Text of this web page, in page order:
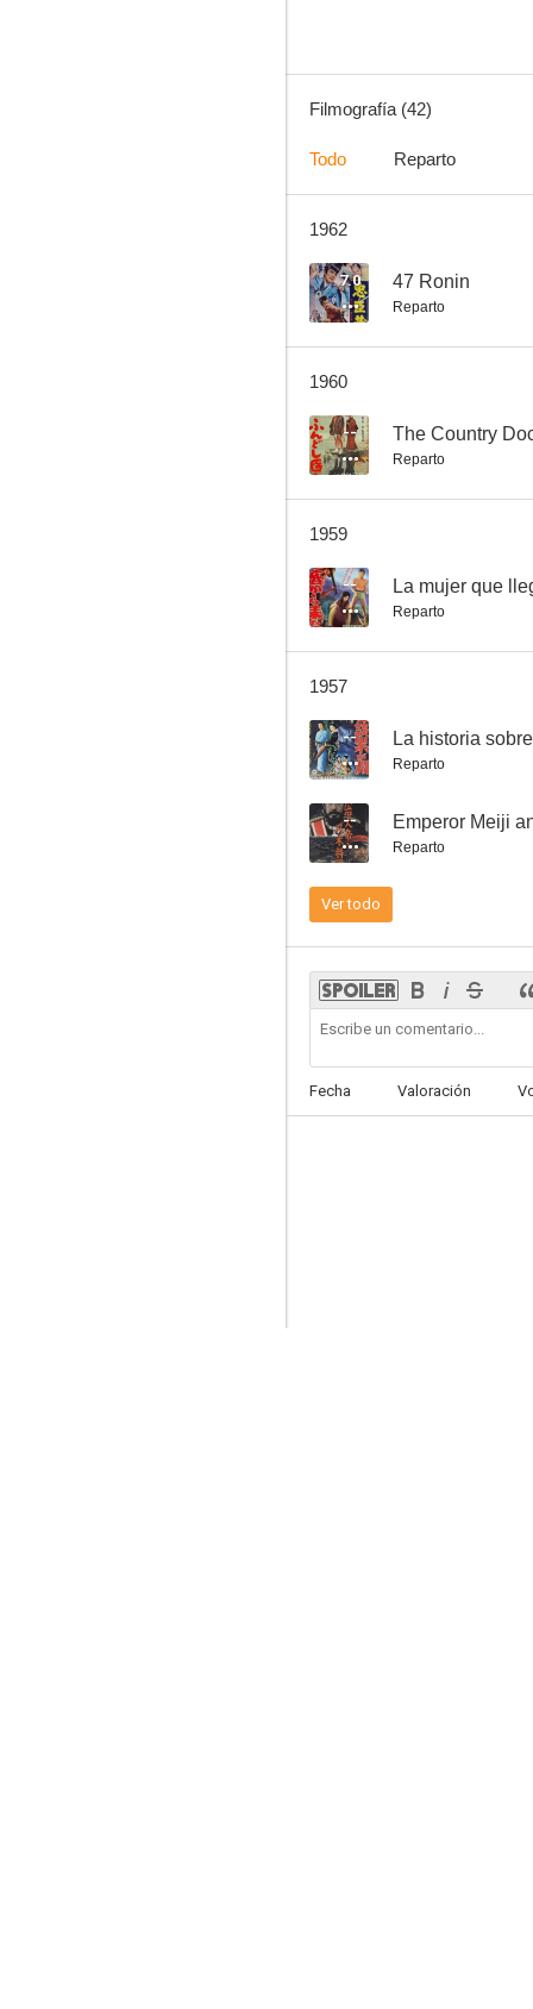
--
--
Filmografía (42)
Todo Reparto
1962
7.0 47 Ronin
Reparto
1960
-- The Country
Reparto
1959
-- La mujer que
Reparto
1957
--
Reparto
-- Emperor Meiji
Reparto
Ver todo
Fecha Valoración